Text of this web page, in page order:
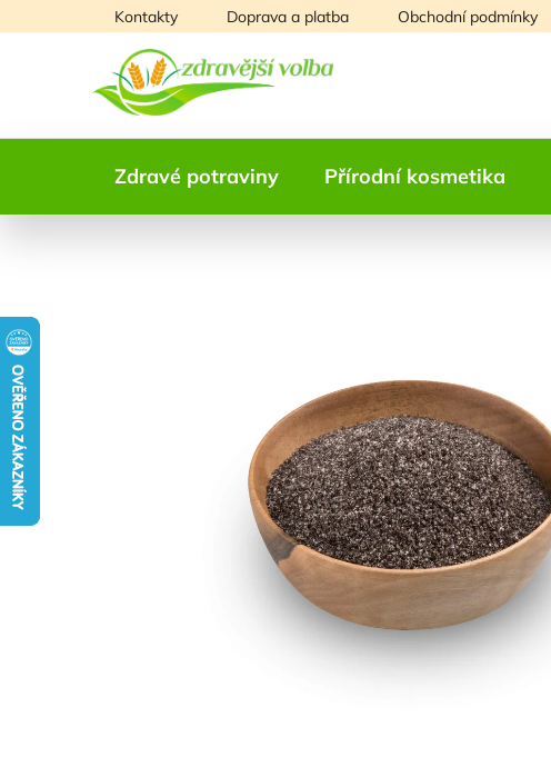
na
Kontakty Doprava a platba Obchodní podmínky
Zdravé potraviny Přírodní kosmetika